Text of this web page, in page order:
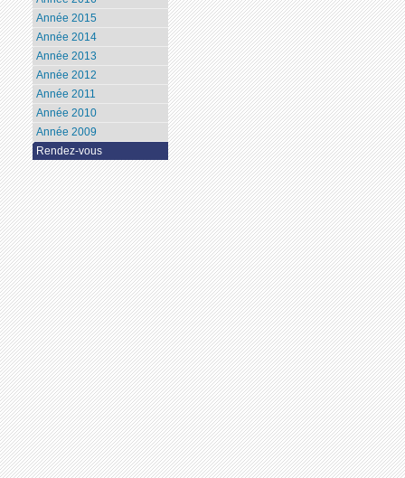
Année 2015
Année 2014
Année 2013
Année 2012
Année 2011
Année 2010
Année 2009
Rendez-vous